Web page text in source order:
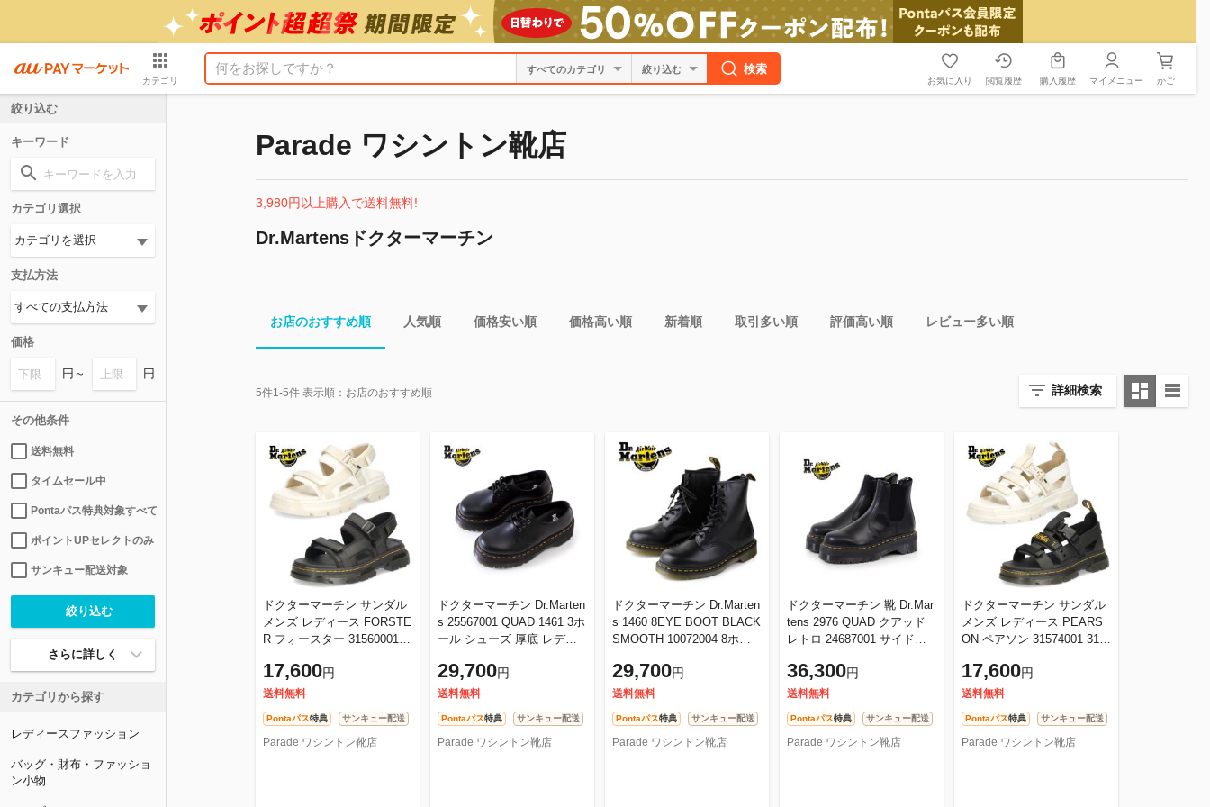
カテゴリ
絞り込む 検索
お気に入り 閲覧履歴 購入履歴 マイメニュー かご
Parade ワシントン靴店
3,980円以上購入で送料無料!
Dr.Martensドクターマーチン
お店のおすすめ順 人気順 価格安い順 価格高い順 新着順 取引多い順 評価高い順 レビュー多い順
詳細検索
5件1-5件 表示順： お店のおすすめ順
ドクターマーチン サンダル
メンズ レディース FORSTE
R フォースター 31560001 3
黒 白 ホワイト ストラップ
Dr
17,600円
送料無料
Pontaパス特典 サンキュー配送
Parade ワシントン靴店
ドクターマーチン Dr.Marten
s 25567001 QUAD 1461 3ホ
ール シューズ 厚底 レディ
ック
29,700円
送料無料
Pontaパス特典 サンキュー配送
Parade ワシントン靴店
ドクターマーチン Dr.Marten
s 1460 8EYE BOOT BLACK
SMOOTH 10072004 8ホー
29,700円
送料無料
Pontaパス特典 サンキュー配送
Parade ワシントン靴店
ドクターマーチン 靴 Dr.Mar
tens 2976 QUAD クアッド
レトロ 24687001 サイドゴ
ィース 厚底 黒 クロ ブラッ
ク
36,300円
送料無料
Pontaパス特典 サンキュー配送
Parade ワシントン靴店
ドクターマーチン サンダル
メンズ レディース PEARS
ON ペアソン 31574001 315
白 ホワイト ストラップ Dr.
Mar
17,600円
送料無料
Pontaパス特典 サンキュー配送
Parade ワシントン靴店
絞り込む
キーワード
カテゴリ選択
支払方法
価格
円～ 円
その他条件
送料無料
タイムセール中
Pontaパス特典対象すべて
ポイントUPセレクトのみ
サンキュー配送対象
さらに詳しく
カテゴリから探す
レディースファッション
バッグ・財布・ファッショ
ン小物